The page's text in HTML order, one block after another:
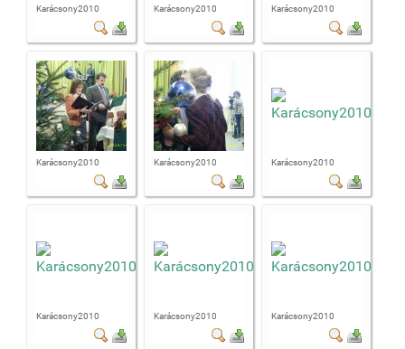
Karácsony2010 Karácsony2010 Karácsony2010
Karácsony2010 Karácsony2010 Karácsony2010
Karácsony2010 Karácsony2010 Karácsony2010